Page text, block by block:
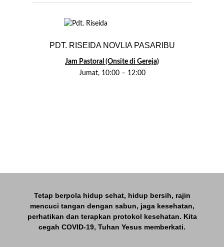
PDT. RISEIDA NOVLIA PASARIBU
Jam Pastoral (Onsite di Gereja)
Jumat, 10:00 – 12:00
Tetap berpola hidup sehat, hidup bersih, rajin
mencuci tangan dengan sabun, jaga kesehatan,
perhatikan dan terapkan protokol kesehatan. Kita
cegah COVID-19, Tuhan Yesus memberkati.